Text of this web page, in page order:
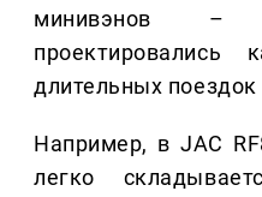
минивэнов –
проектировались
длительных
Например, в JAC
легко